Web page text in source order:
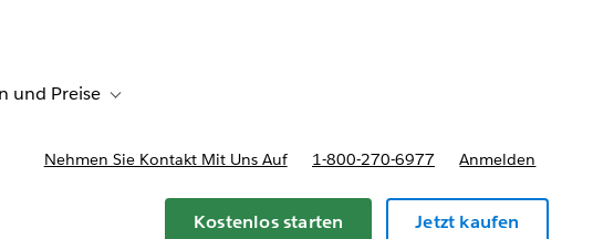
und Preise Toggle sub-navigation for Bereitstellungsoptionen und Preise
Nehmen Sie Kontakt Mit Uns Auf 1-800-270-6977 Anmelden
Kostenlos starten Jetzt kaufen